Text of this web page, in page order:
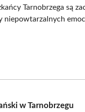
Tarnobrzega są
niepowtarzalnych
w Tarnobrzegu